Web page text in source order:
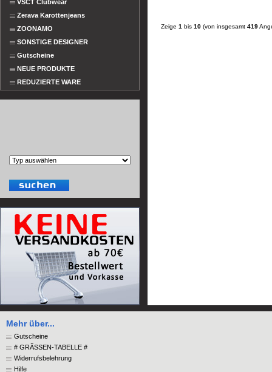
VSCT Clubwear
Zerava Karottenjeans
ZOONAMO
SONSTIGE DESIGNER
Gutscheine
NEUE PRODUKTE
REDUZIERTE WARE
Zeige 1 bis 10 (von insgesamt 419
Mehr über...
Gutscheine
# GRÃSSEN-TABELLE #
Widerrufsbelehrung
Hilfe